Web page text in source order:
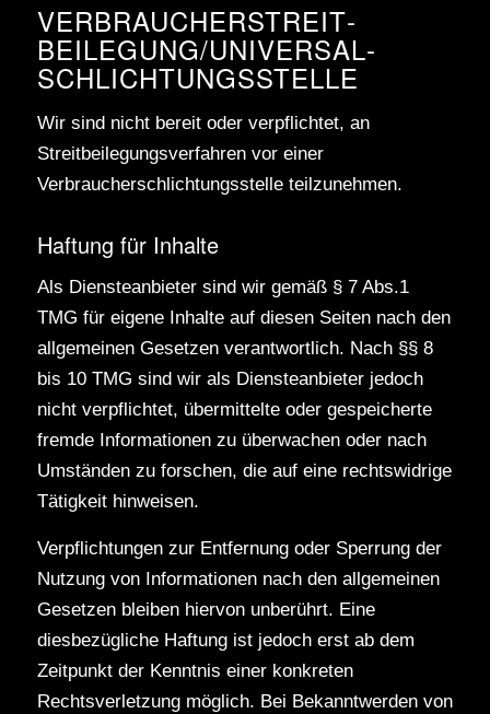
VERBRAUCHER­STREIT­
BEILEGUNG/UNIVERSAL­
SCHLICHTUNGS­STELLE
Wir sind nicht bereit oder verpflichtet, an
Streitbeilegungsverfahren vor einer
Verbraucherschlichtungsstelle teilzunehmen.
Haftung für Inhalte
Als Diensteanbieter sind wir gemäß § 7 Abs.1
TMG für eigene Inhalte auf diesen Seiten nach den
allgemeinen Gesetzen verantwortlich. Nach §§ 8
bis 10 TMG sind wir als Diensteanbieter jedoch
nicht verpflichtet, übermittelte oder gespeicherte
fremde Informationen zu überwachen oder nach
Umständen zu forschen, die auf eine rechtswidrige
Tätigkeit hinweisen.
Verpflichtungen zur Entfernung oder Sperrung der
Nutzung von Informationen nach den allgemeinen
Gesetzen bleiben hiervon unberührt. Eine
diesbezügliche Haftung ist jedoch erst ab dem
Zeitpunkt der Kenntnis einer konkreten
Rechtsverletzung möglich. Bei Bekanntwerden von